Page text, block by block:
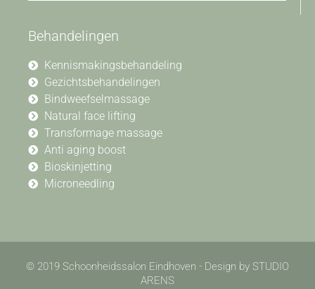
Behandelingen
Kennismakingsbehandeling
Gezichtsbehandelingen
Bindweefselmassage
Natural face lifting
Transformage massage
Anti aging boost
Bioskinjetting
Microneedling
© 2019 Schoonheidssalon Eindhoven - Design by STUDIO
ARENS